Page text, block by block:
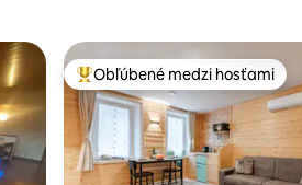
Najobľúbenejšie medzi hosťami
Obľúbené medzi hosťami